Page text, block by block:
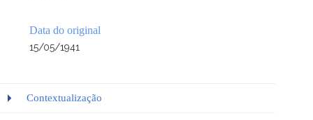
Data do original
15/05/1941
Contextualização